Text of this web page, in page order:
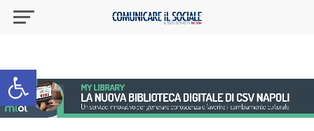
Apri la barra degli strumenti